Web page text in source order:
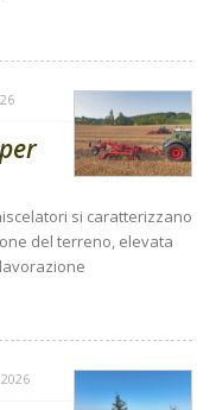
si caratterizzano
del terreno, elevata